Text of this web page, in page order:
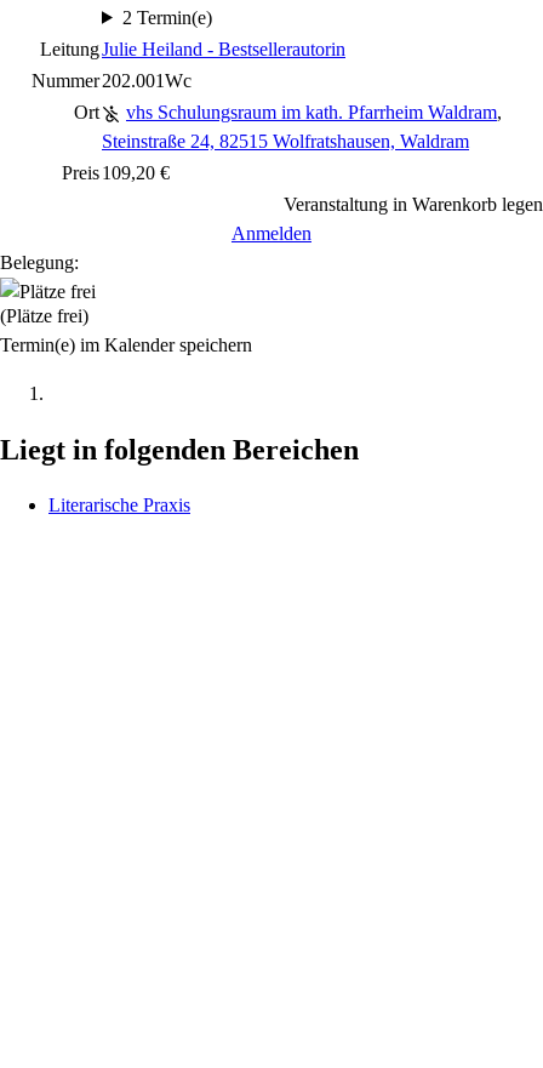
2 Termin(e)
LeitungJulie Heiland - Bestsellerautorin
Nummer202.001Wc
Ort
vhs Schulungsraum im kath. Pfarrheim Waldram,
Steinstraße 24, 82515 Wolfratshausen, Waldram
Preis109,20 €
Veranstaltung in Warenkorb legen
Anmelden
Belegung:
(Plätze frei)
Termin(e) im Kalender speichern
Liegt in folgenden Bereichen
Literarische Praxis